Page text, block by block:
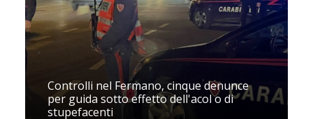
Controlli nel Fermano, cinque denunce
per guida sotto effetto dell'acol o di
stupefacenti